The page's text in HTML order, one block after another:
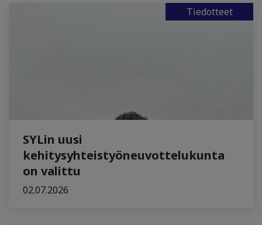
Tiedotteet
SYLin uusi
kehitysyhteistyöneuvottelukunta
on valittu
02.07.2026